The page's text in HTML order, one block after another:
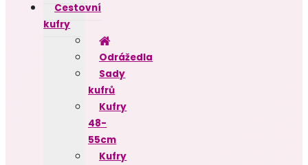
Cestovní
kufry
Odrážedla
Sady
kufrů
Kufry
48-
55cm
Kufry